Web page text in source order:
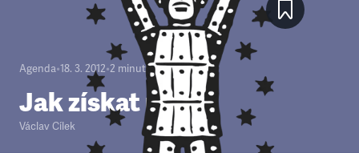
Agenda•18. 3. 2012•2 minuty
Jak získat moc
Václav Cílek